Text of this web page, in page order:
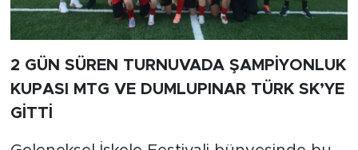
2 GÜN SÜREN TURNUVADA ŞAMPİYONLUK
KUPASI MTG VE DUMLUPINAR TÜRK SK’YE
GİTTİ